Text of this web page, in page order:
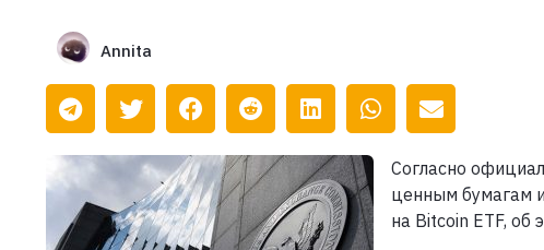
Annita
Согласно
ценным бумагам
на Bitcoin ETF, об